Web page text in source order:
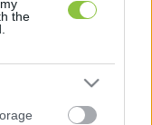
the
szerint
mintegy 7
vírus a